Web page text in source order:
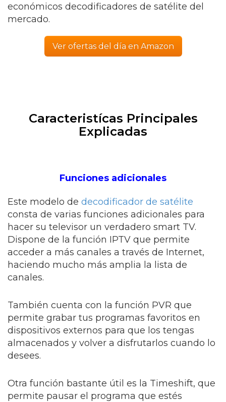
económicos decodificadores de satélite del
mercado.
Ver ofertas del día en Amazon
Caracteristícas Principales
Explicadas
Funciones adicionales
Este modelo de decodificador de satélite
consta de varias funciones adicionales para
hacer su televisor un verdadero smart TV.
Dispone de la función IPTV que permite
acceder a más canales a través de Internet,
haciendo mucho más amplia la lista de
canales.
También cuenta con la función PVR que
permite grabar tus programas favoritos en
dispositivos externos para que los tengas
almacenados y volver a disfrutarlos cuando lo
desees.
Otra función bastante útil es la Timeshift, que
permite pausar el programa que estés